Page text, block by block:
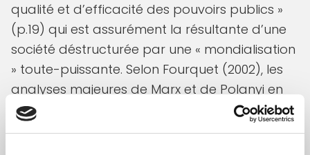
qualité et d’efficacité des pouvoirs publics »
(p.19) qui est assurément la résultante d’une
société déstructurée par une « mondialisation
» toute-puissante. Selon Fourquet (2002), les
analyses majeures de Marx et de Polanyi en
donnent la justification suivante : « le mode de
production capitaliste a brisé les anciens liens